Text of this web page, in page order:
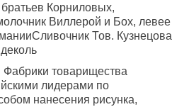
Корниловых,
Виллерой и Бох, левее
Тов. Кузнецова
товарищества
лидерами по
нанесения рисунка,